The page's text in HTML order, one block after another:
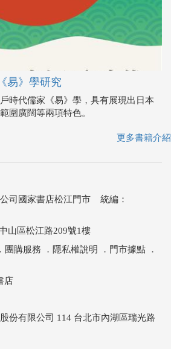
易》學研究
時代儒家《易》學，具有展現出日本
圍廣闊等兩項特色。
更多書籍介紹
司國家書店松江門市 統編：
山區松江路209號1樓
團購服務 ． 隱私權說明 ． 門市據點 ．
店
份有限公司 114 台北市內湖區瑞光路